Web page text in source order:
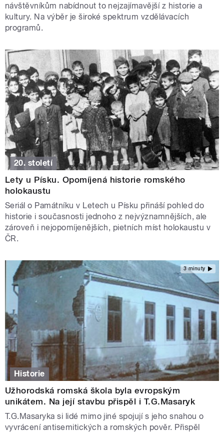
návštěvníkům nabídnout to nejzajímavější z historie a
kultury. Na výběr je široké spektrum vzdělávacích
programů.
20. století
Lety u Písku. Opomíjená historie romského
holokaustu
Seriál o Památníku v Letech u Písku přináší pohled do
historie i současnosti jednoho z nejvýznamnějších, ale
zároveň i nejopomíjenějších, pietních míst holokaustu v
ČR.
3 minuty
Historie
Užhorodská romská škola byla evropským
unikátem. Na její stavbu přispěl i T.G.Masaryk
T.G.Masaryka si lidé mimo jiné spojují s jeho snahou o
vyvrácení antisemitických a romských pověr. Přispěl